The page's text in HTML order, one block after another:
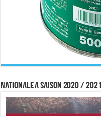
Nationale A saison 2020 / 2021